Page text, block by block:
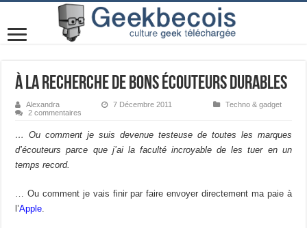
À la recherche de bons écouteurs durables
Alexandra 7 Décembre 2011
Techno & gadget
2 commentaires
… Ou comment je suis devenue testeuse de toutes les marques
d’écouteurs parce que j’ai la faculté incroyable de les tuer en un
temps record.
… Ou comment je vais finir par faire envoyer directement ma paie à
l’Apple